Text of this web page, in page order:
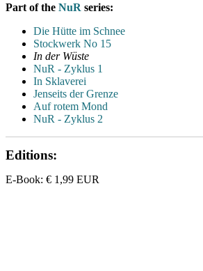
Part of the NuR series:
Die Hütte im Schnee
Stockwerk No 15
In der Wüste
NuR - Zyklus 1
In Sklaverei
Jenseits der Grenze
Auf rotem Mond
NuR - Zyklus 2
Editions:
E-Book: € 1,99 EUR